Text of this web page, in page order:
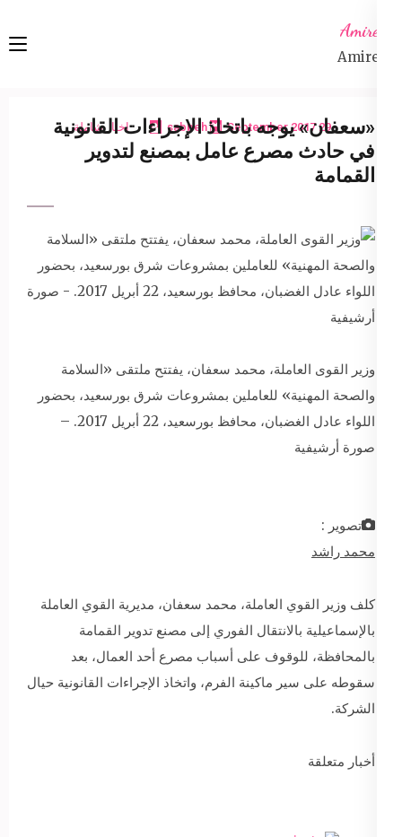
content
Amireta
Amireta
29 September 2017
sabbeh اخبار شاملة
«سعفان» يوجه باتخاذ الإجراءات القانونية
في حادث مصرع عامل بمصنع لتدوير
القمامة
وزير القوى العاملة، محمد سعفان، يفتتح ملتقى «السلامة
والصحة المهنية» للعاملين بمشروعات شرق بورسعيد، بحضور
اللواء عادل الغضبان، محافظ بورسعيد، 22 أبريل 2017. –
صورة أرشيفية
تصوير :
محمد راشد
كلف وزير القوي العاملة، محمد سعفان، مديرية القوي العاملة
بالإسماعيلية بالانتقال الفوري إلى مصنع تدوير القمامة
بالمحافظة، للوقوف على أسباب مصرع أحد العمال، بعد
سقوطه على سير ماكينة الفرم، واتخاذ الإجراءات القانونية حيال
الشركة.
أخبار متعلقة